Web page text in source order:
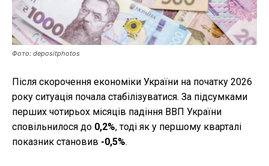
ФОП
Курс валют
Ми в соц. мережах
Фото: depositphotos
Після скорочення економіки України на початку 2026
року ситуація почала стабілізуватися. За підсумками
перших чотирьох місяців падіння ВВП України
сповільнилося до 0,2%, тоді як у першому кварталі
показник становив -0,5%.